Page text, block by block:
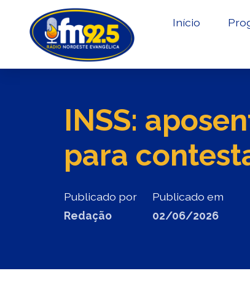
Início
INSS:
para
Publicado por
Redação
Publicado em
02/06/2026